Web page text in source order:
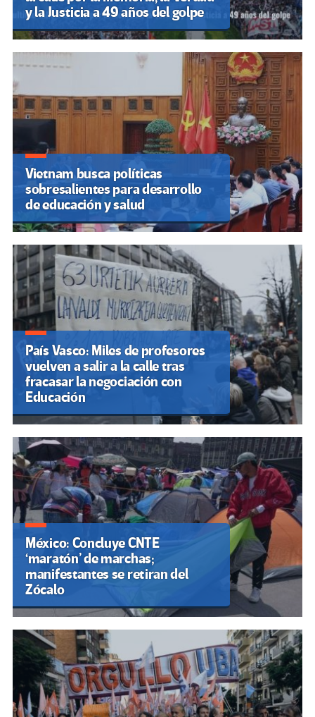
y la Justicia a 49 años del golpe
Vietnam busca políticas
sobresalientes para desarrollo
de educación y salud
País Vasco: Miles de profesores
vuelven a salir a la calle tras
fracasar la negociación con
Educación
México: Concluye CNTE
‘maratón’ de marchas;
manifestantes se retiran del
Zócalo